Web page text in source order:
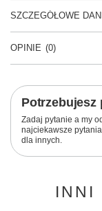
SZCZEGÓŁOWE
OPINIE (0)
Potrzebujesz
Zadaj pytanie a my
najciekawsze
dla innych.
INNI